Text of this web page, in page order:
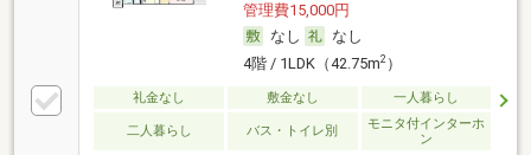
管理費15,000円
なし
なし
4階 / 1LDK（42.75m2）
礼金なし 敷金なし 一人暮らし
二人暮らし バス・トイレ別
モニタ付インターホ
ン